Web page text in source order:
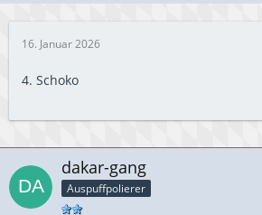
16. Januar 2026
4. Schoko
dakar-gang
Auspuffpolierer